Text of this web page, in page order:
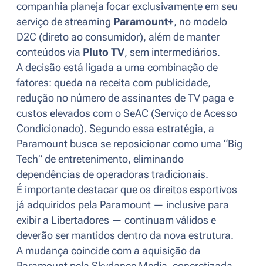
companhia planeja focar exclusivamente em seu
serviço de streaming Paramount+, no modelo
D2C (direto ao consumidor), além de manter
conteúdos via Pluto TV, sem intermediários.
A decisão está ligada a uma combinação de
fatores: queda na receita com publicidade,
redução no número de assinantes de TV paga e
custos elevados com o SeAC (Serviço de Acesso
Condicionado). Segundo essa estratégia, a
Paramount busca se reposicionar como uma “Big
Tech” de entretenimento, eliminando
dependências de operadoras tradicionais.
É importante destacar que os direitos esportivos
já adquiridos pela Paramount — inclusive para
exibir a Libertadores — continuam válidos e
deverão ser mantidos dentro da nova estrutura.
A mudança coincide com a aquisição da